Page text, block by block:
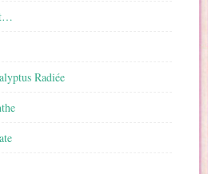
Radiée